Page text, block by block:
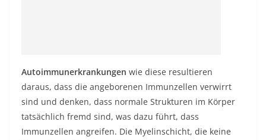
Autoimmunerkrankungen wie diese resultieren
daraus, dass die angeborenen Immunzellen verwirrt
sind und denken, dass normale Strukturen im Körper
tatsächlich fremd sind, was dazu führt, dass
Immunzellen angreifen. Die Myelinschicht, die keine